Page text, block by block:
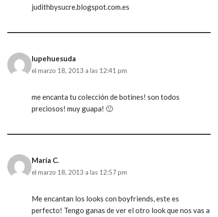
judithbysucre.blogspot.com.es
lupehuesuda
el marzo 18, 2013 a las 12:41 pm
me encanta tu colección de botines! son todos
preciosos! muy guapa! 🙂
María C.
el marzo 18, 2013 a las 12:57 pm
Me encantan los looks con boyfriends, este es
perfecto! Tengo ganas de ver el otro look que nos vas a